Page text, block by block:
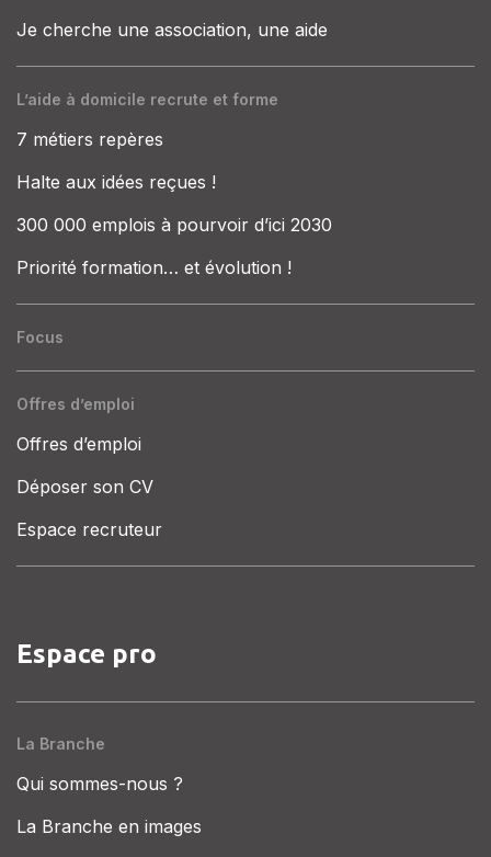
Je cherche une association, une aide
L’aide à domicile recrute et forme
7 métiers repères
Halte aux idées reçues !
300 000 emplois à pourvoir d’ici 2030
Priorité formation… et évolution !
Focus
Offres d’emploi
Offres d’emploi
Déposer son CV
Espace recruteur
Espace pro
La Branche
Qui sommes-nous ?
La Branche en images